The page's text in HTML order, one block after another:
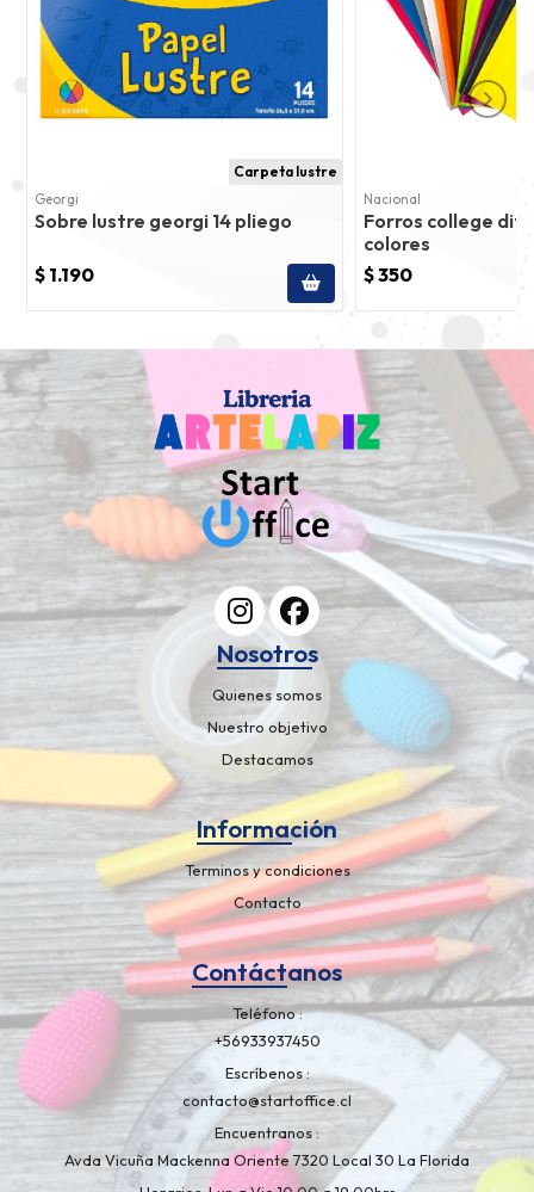
Carpeta lustre
Georgi
Sobre lustre georgi 14 pliego
$ 1.190
Nacional
Forros college
colores
$ 350
Nosotros
Quienes somos
Nuestro objetivo
Destacamos
Información
Terminos y condiciones
Contacto
Contáctanos
Teléfono
+56933937450
Escríbenos
contacto@startoffice.cl
Encuentranos
Avda Vicuña Mackenna Oriente 7320 Local 30 La Florida